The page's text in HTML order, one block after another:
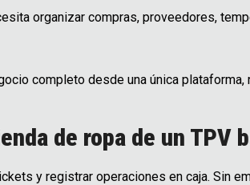
organizar compras, proveedores,
completo desde una única
de ropa de un TPV
y registrar operaciones en caja. Sin